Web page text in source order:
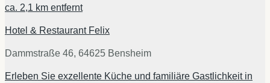
ca. 2,1 km entfernt
Hotel & Restaurant Felix
Dammstraße 46, 64625 Bensheim
Erleben Sie exzellente Küche und familiäre Gastlichkeit in